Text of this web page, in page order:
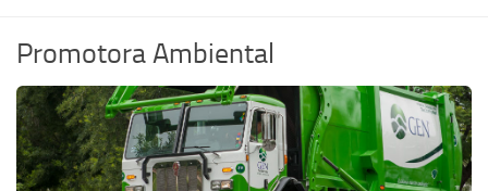
Promotora Ambiental